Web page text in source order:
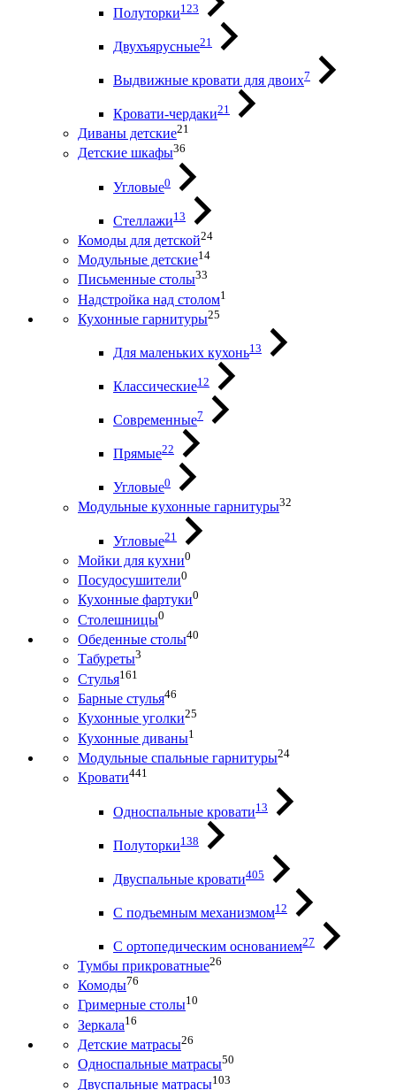
Полуторки123
Двухъярусные21
Выдвижные кровати для двоих7
Кровати-чердаки21
Диваны детские21
Детские шкафы36
Угловые0
Стеллажи13
Комоды для детской24
Модульные детские14
Письменные столы33
Надстройка над столом1
Кухонные гарнитуры25
Для маленьких кухонь13
Классические12
Современные7
Прямые22
Угловые0
Модульные кухонные гарнитуры32
Угловые21
Мойки для кухни0
Посудосушители0
Кухонные фартуки0
Столешницы0
Обеденные столы40
Табуреты3
Стулья161
Барные стулья46
Кухонные уголки25
Кухонные диваны1
Модульные спальные гарнитуры24
Кровати441
Односпальные кровати13
Полуторки138
Двуспальные кровати405
С подъемным механизмом12
С ортопедическим основанием27
Тумбы прикроватные26
Комоды76
Гримерные столы10
Зеркала16
Детские матрасы26
Односпальные матрасы50
Двуспальные матрасы103